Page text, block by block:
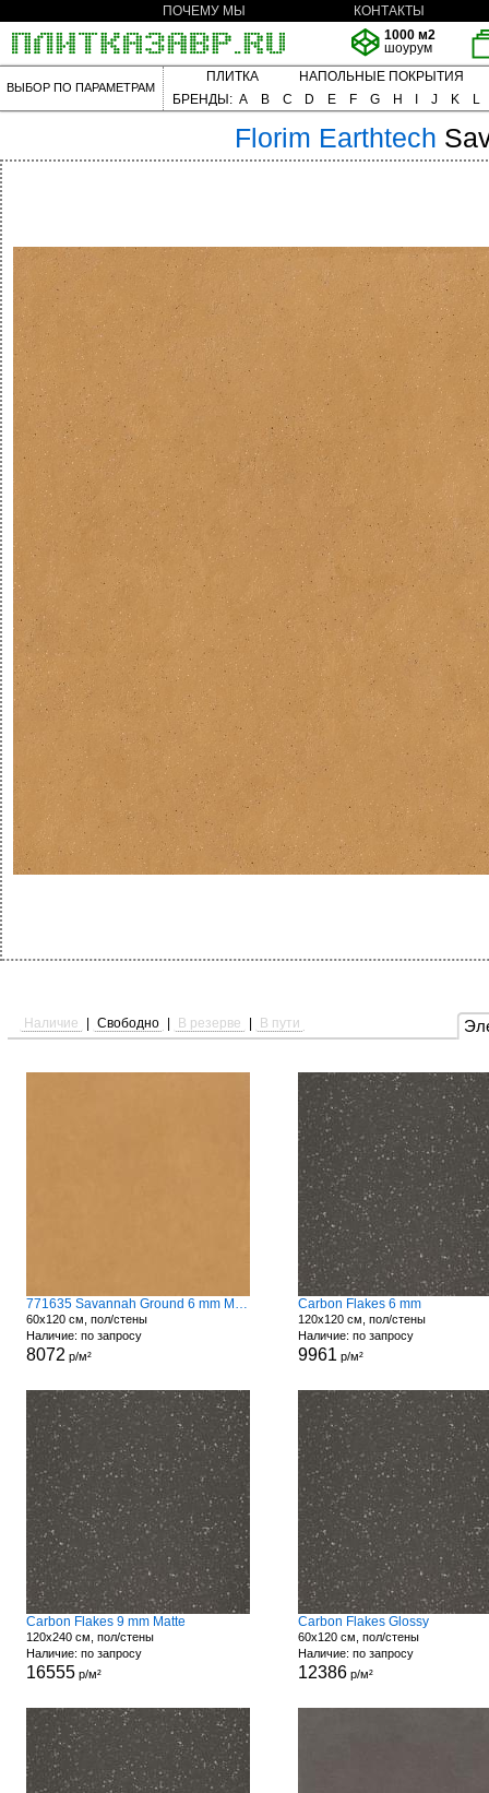
ПОЧЕМУ МЫ
КОНТАКТЫ
1000 м2
шоурум
ВЫБОР ПО ПАРАМЕТРАМ
ПЛИТКА
НАПОЛЬНЫЕ ПОКРЫТИЯ
БРЕНДЫ: A B C D E F G H J K L
Florim Earthtech
Наличие Свободно В резерве В пути
771635 Savannah Ground 6 mm Matte
60x120 см, пол/стены
Наличие: по запросу
8072 р/м²
Carbon Flakes 6 mm
120x120 см, пол/стены
Наличие: по запросу
9961 р/м²
Carbon Flakes 9 mm Matte
120x240 см, пол/стены
Наличие: по запросу
16555р/м²
Carbon Flakes Glossy
60x120 см, пол/стены
Наличие: по запросу
12386р/м²